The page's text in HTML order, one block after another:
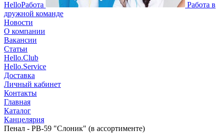
HelloРабота
Работа в
дружной команде
Новости
О компании
Вакансии
Статьи
Hello.Club
Hello.Service
Доставка
Личный кабинет
Контакты
Главная
Каталог
Канцелярия
Пенал - PB-59 "Слоник" (в ассортименте)